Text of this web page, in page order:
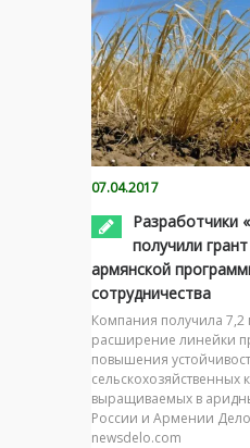
07.04.2017
Разработчики
получили
армянской
сотрудничества
Компания получила
расширение линейки
повышения
сельскохозяйственных
выращиваемых в
России и Армении
newsdelo.com